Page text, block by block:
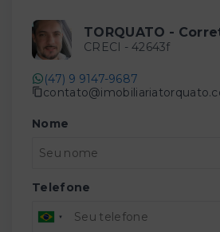
TORQUATO -
CRECI - 42643f
(47) 9 9147-9687
Nome
Telefone